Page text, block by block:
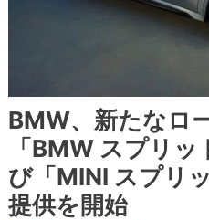
BMW、新たなロ
「BMW スプリ
び「MINI スプリ
提供を開始